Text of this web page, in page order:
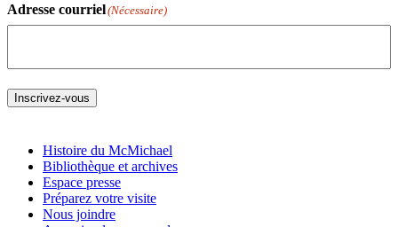
Adresse courriel(Nécessaire)
Inscrivez-vous
Histoire du McMichael
Bibliothèque et archives
Espace presse
Préparez votre visite
Nous joindre